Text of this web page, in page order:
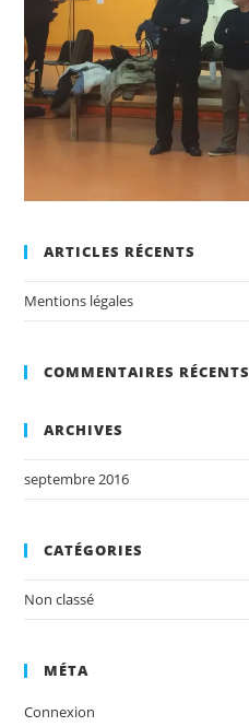
ARTICLES RÉCENTS
Mentions légales
COMMENTAIRES RÉCENTS
ARCHIVES
septembre 2016
CATÉGORIES
Non classé
MÉTA
Connexion